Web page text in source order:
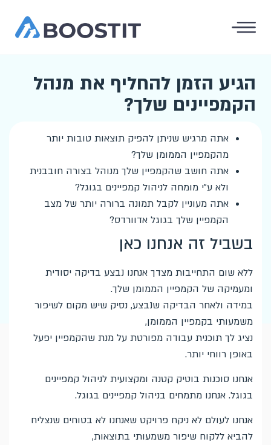
הגיע הזמן להחליף את מנהל
הקמפיינים שלך?
אתה מרגיש שניתן להפיק תוצאות טובות יותר
מהקמפיין הממומן שלך?
אתה חושב שהקמפיין שלך מנוהל בצורה חובבנית
ולא ע"י מומחה לניהול קמפיינים בגוגל?
אתה מעוניין לקבל תמונה ברורה יותר של מצב
הקמפיין שלך בגוגל אדוורדס?
בשביל זה אנחנו כאן
ללא שום התחייבות מצדך אנחנו נבצע בדיקה יסודית
ומעמיקה של הקמפיין הממומן שלך.
במידה ולאחר הבדיקה שנבצע, נסיק שיש מקום לשיפור
משמעותי בקמפיין הממומן,
נציג לך תוכנית עבודה מפורטת על מנת שהקמפיין יפעל
באופן רווחי יותר.
אנחנו סוכנות בוטיק קטנה ומקצועית לניהול קמפיינים
בגוגל. אנחנו מתמחים בניהול קמפיינים בגוגל.
אנחנו לעולם לא ניקח פרויקט שאנחנו לא בטוחים שנצליח
להביא ללקוח שיפור משמעותי בתוצאות,